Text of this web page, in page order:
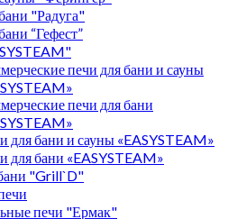
"Радуга"
“Гефест”
печи для бани и сауны
печи для бани
для бани и сауны «EASYSTEAM»
для бани «EASYSTEAM»
"Grill`D"
печи "Ермак"